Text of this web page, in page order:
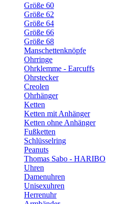
Größe 60
Größe 62
Größe 64
Größe 66
Größe 68
Manschettenknöpfe
Ohrringe
Ohrklemme - Earcuffs
Ohrstecker
Creolen
Ohrhänger
Ketten
Ketten mit Anhänger
Ketten ohne Anhänger
Fußketten
Schlüsselring
Peanuts
Thomas Sabo - HARIBO
Uhren
Damenuhren
Unisexuhren
Herrenuhr